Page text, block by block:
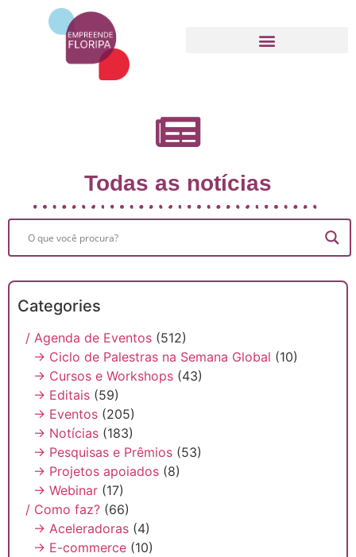
Todas as notícias
Categories
/ Agenda de Eventos (512)
→ Ciclo de Palestras na Semana Global (10)
→ Cursos e Workshops (43)
→ Editais (59)
→ Eventos (205)
→ Notícias (183)
→ Pesquisas e Prêmios (53)
→ Projetos apoiados (8)
→ Webinar (17)
/ Como faz? (66)
→ Aceleradoras (4)
→ E-commerce (10)